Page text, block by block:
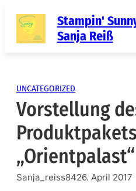
Inhalt
springen
Stampin'
Sanja Reiß
UNCATEGORIZED
Vorstellung
Produktpakets
„Orientpalast“
Sanja_reiss8426. April 2017